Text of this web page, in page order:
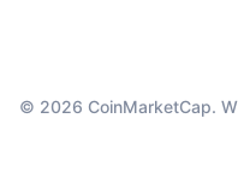
© 2026 CoinMarketCap.